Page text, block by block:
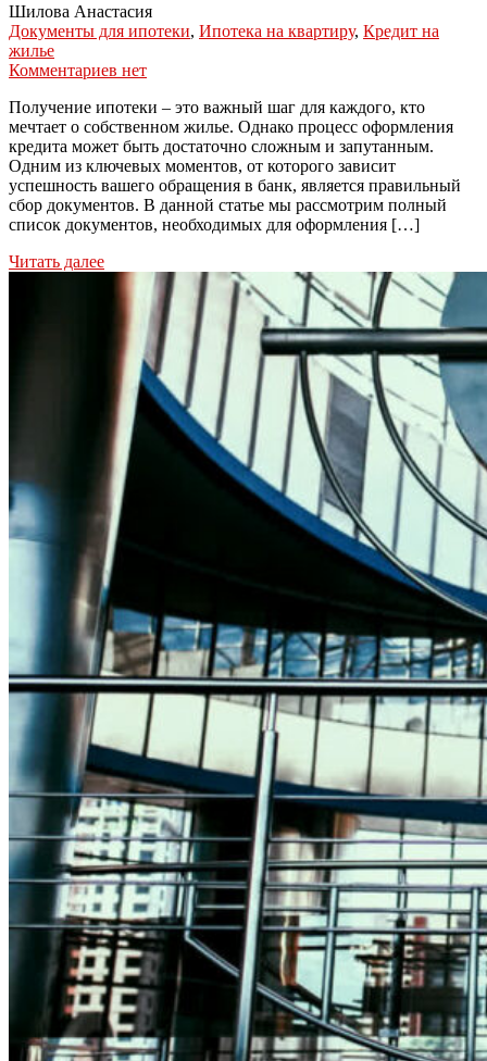
Шилова Анастасия
Документы для ипотеки, Ипотека на квартиру, Кредит на
жилье
Комментариев нет
Получение ипотеки – это важный шаг для каждого, кто
мечтает о собственном жилье. Однако процесс оформления
кредита может быть достаточно сложным и запутанным.
Одним из ключевых моментов, от которого зависит
успешность вашего обращения в банк, является правильный
сбор документов. В данной статье мы рассмотрим полный
список документов, необходимых для оформления […]
Читать далее